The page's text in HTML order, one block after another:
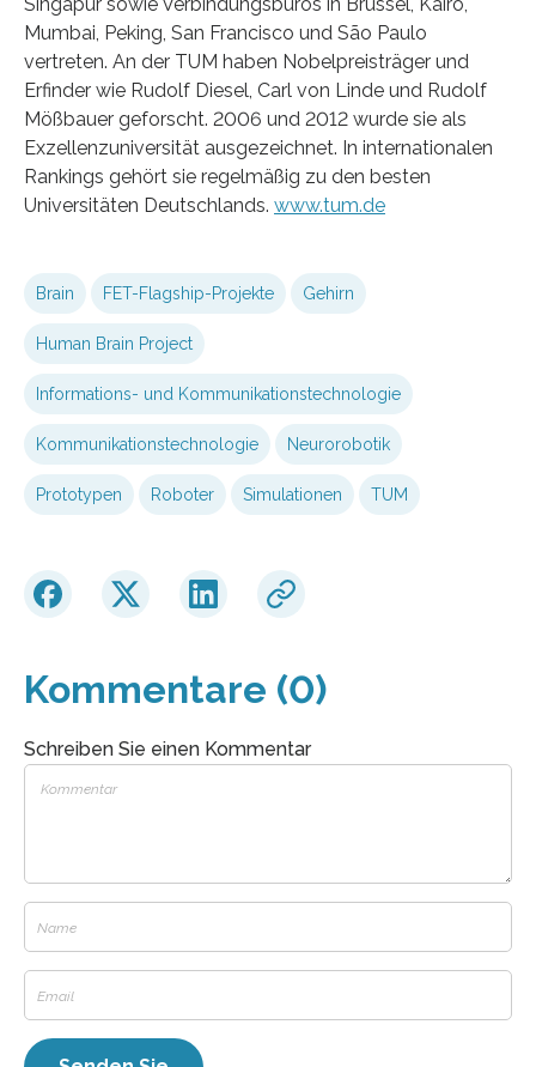
Mumbai, Peking, San Francisco und São Paulo
vertreten. An der TUM haben Nobelpreisträger und
Erfinder wie Rudolf Diesel, Carl von Linde und Rudolf
Mößbauer geforscht. 2006 und 2012 wurde sie als
Exzellenzuniversität ausgezeichnet. In internationalen
Rankings gehört sie regelmäßig zu den besten
Universitäten Deutschlands. www.tum.de
Brain FET-Flagship-Projekte Gehirn
Human Brain Project
Informations- und Kommunikationstechnologie
Kommunikationstechnologie Neurorobotik
Prototypen Roboter Simulationen TUM
Kommentare (0)
Schreiben Sie einen Kommentar